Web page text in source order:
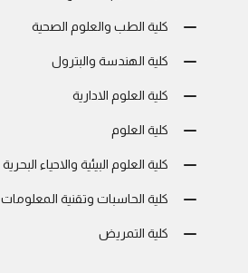
كلية الطب والعلوم الصحية
كلية الهندسة والبترول
كلية العلوم الادارية
كلية العلوم
كلية العلوم البيئية والاحياء البحرية
كلية الحاسبات وتقنية المعلومات
كلية التمريض